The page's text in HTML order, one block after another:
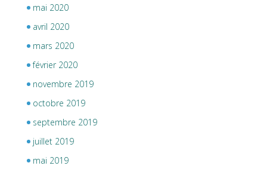
mai 2020
avril 2020
mars 2020
février 2020
novembre 2019
octobre 2019
septembre 2019
juillet 2019
mai 2019